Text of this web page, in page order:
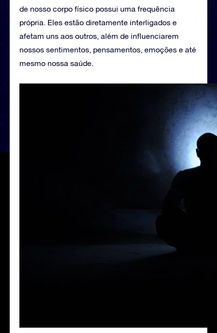
de nosso corpo físico possui uma frequência
própria. Eles estão diretamente interligados e
afetam uns aos outros, além de influenciarem
nossos sentimentos, pensamentos, emoções e até
mesmo nossa saúde.